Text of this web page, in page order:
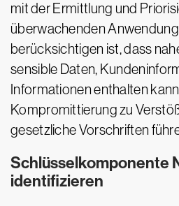
mit der Ermittlung und
überwachenden
berücksichtigen ist, dass
sensible Daten,
Informationen enthalten
Kompromittierung zu
gesetzliche Vorschriften
Schlüsselkomponente
identifizieren